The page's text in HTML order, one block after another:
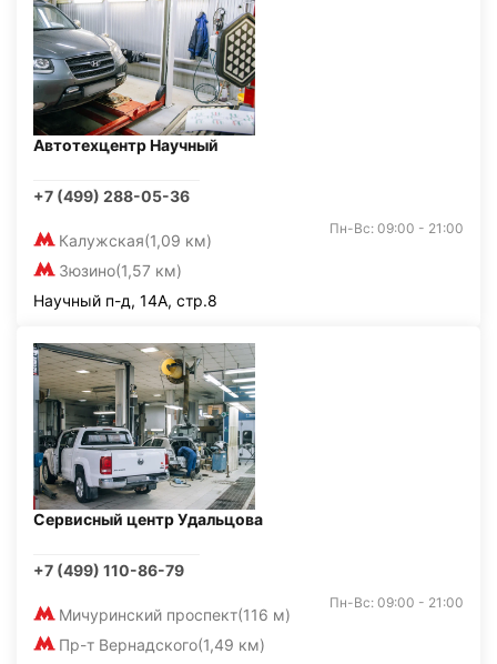
Автотехцентр Научный
+7 (499) 288-05-36
Калужская(1,09 км)
Зюзино(1,57 км)
Пн-Вс: 09:00 - 21:00
Научный п-д, 14А, стр.8
Сервисный центр Удальцова
+7 (499) 110-86-79
Мичуринский проспект(116 м)
Пр-т Вернадского(1,49 км)
Пн-Вс: 09:00 - 21:00